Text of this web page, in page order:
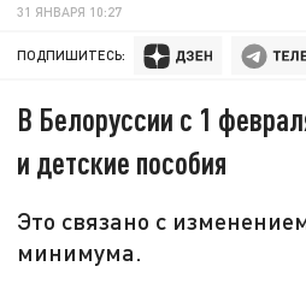
31 ЯНВАРЯ 10:27
ПОДПИШИТЕСЬ:
В Белоруссии с 1
и детские пособия
Это связано с
минимума.